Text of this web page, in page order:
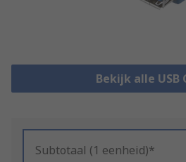
Bekijk alle USB
Subtotaal (1 eenheid)*